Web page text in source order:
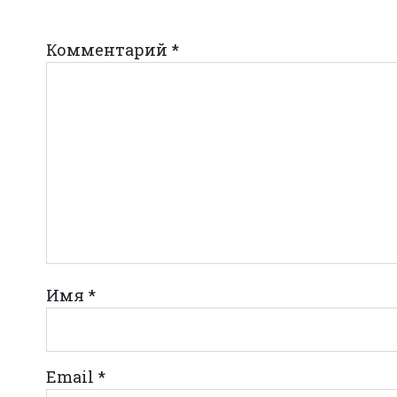
Комментарий *
Имя *
Email *